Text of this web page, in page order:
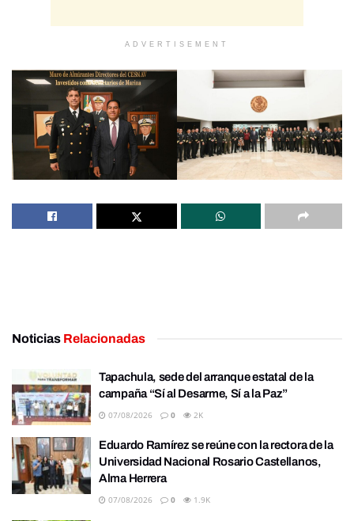
ADVERTISEMENT
Noticias Relacionadas
Tapachula, sede del arranque estatal de la
campaña “Sí al Desarme, Sí a la Paz”
07/08/2026 0 2K
Eduardo Ramírez se reúne con la rectora de la
Universidad Nacional Rosario Castellanos,
Alma Herrera
07/08/2026 0 1.9K